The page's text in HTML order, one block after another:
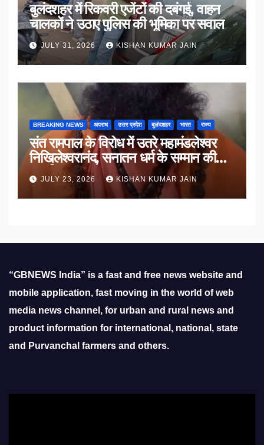
बुलंदशहर में रिकवरी एजेंटों की दबंगई, वाहन
चालकों ने उठाए पुलिस की भूमिका पर सवाल
JULY 31, 2026 KISHAN KUMAR JAIN
BREAKING NEWS अपराध उत्तर प्रदेश बुलंदशहर भारत राज्य
संत रामपाल के विरोध में उतरे महामंडलेश्वर
निखिलेश्वरानंद, सनातन धर्म के सम्मान की
उठाई मांग
JULY 23, 2026 KISHAN KUMAR JAIN
“GBNEWS India” is a fast and free news website and
mobile application, fast moving in the world of web
media news channel, for urban and rural news and
product information for international, national, state
and Purvanchal farmers and others.